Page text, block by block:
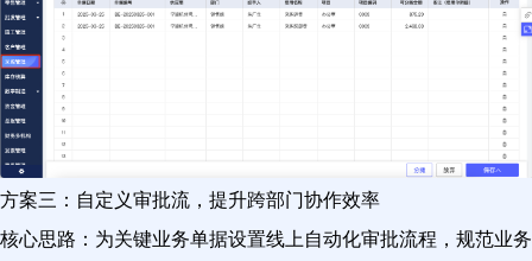
方案三：自定义审批流，提升跨部门协作效率
核心思路：为关键业务单据设置线上自动化审批流程，规范业务